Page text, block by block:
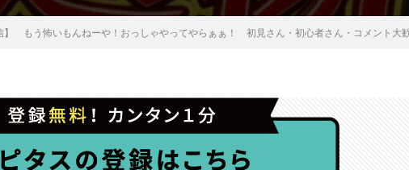
】 もう怖いもんねーや！おっしゃやってやらぁぁ！ 初見さん・初心者さん・コメント